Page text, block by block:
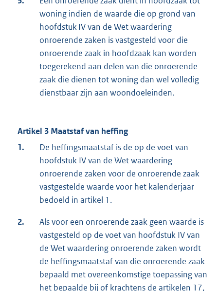
woning indien de waarde die op grond van
hoofdstuk IV van de Wet waardering
onroerende zaken is vastgesteld voor die
onroerende zaak in hoofdzaak kan worden
toegerekend aan delen van die onroerende
zaak die dienen tot woning dan wel volledig
dienstbaar zijn aan woondoeleinden.
Artikel 3 Maatstaf van heffing
1.
De heffingsmaatstaf is de op de voet van
hoofdstuk IV van de Wet waardering
onroerende zaken voor de onroerende zaak
vastgestelde waarde voor het kalenderjaar
bedoeld in artikel 1.
2.
Als voor een onroerende zaak geen waarde is
vastgesteld op de voet van hoofdstuk IV van
de Wet waardering onroerende zaken wordt
de heffingsmaatstaf van die onroerende zaak
bepaald met overeenkomstige toepassing van
het bepaalde bij of krachtens de artikelen 17,